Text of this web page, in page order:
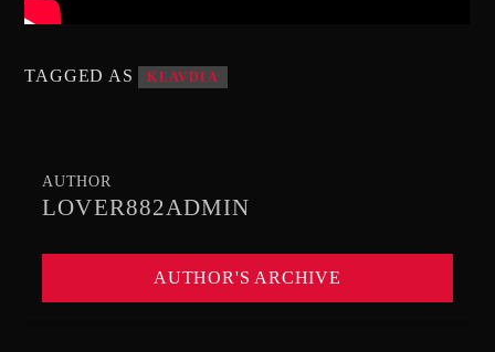
TAGGED AS KLAVDIA
AUTHOR
LOVER882ADMIN
AUTHOR'S ARCHIVE